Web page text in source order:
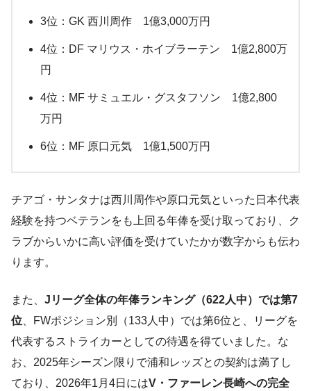
3位：GK 西川周作 1億3,000万円
4位：DF マリウス・ホイブラーテン 1億2,800万
円
4位：MF サミュエル・グスタフソン 1億2,800
万円
6位：MF 原口元気 1億1,500万円
チアゴ・サンタナは西川周作や原口元気といった日本代表
経験を持つベテランをも上回る年俸を受け取っており、ク
ラブからいかに高い評価を受けていたかが数字からも伝わ
ります。
また、 Jリーグ全体の年俸ランキング（622人中）では第7
位 、FWポジション別（133人中）では第6位と、リーグを
代表するストライカーとしての待遇を得ていました。な
お、2025年シーズン限りで浦和レッズとの契約は満了し
ており、2026年1月4日にはV・ファーレン長崎への完全